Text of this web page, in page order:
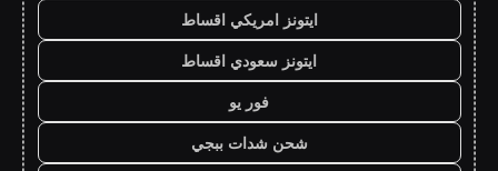
ايتونز امريكي اقساط
ايتونز سعودي اقساط
فور يو
شحن شدات ببجي